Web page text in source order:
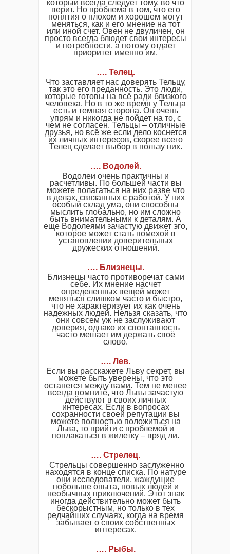
который всегда следует тому, во что
верит. Но проблема в том, что его
понятия о плохом и хорошем могут
меняться, как и его мнение на тот
или иной счет. Овен не двуличен, он
просто всегда блюдет свои интересы
и потребности, а потому отдает
приоритет именно им.
…. Телец.
Что заставляет нас доверять Тельцу,
так это его преданность. Это люди,
которые готовы на всё ради близкого
человека. Но в то же время у Тельца
есть и темная сторона. Он очень
упрям и никогда не пойдет на то, с
чем не согласен. Тельцы – отличные
друзья, но всё же если дело коснется
их личных интересов, скорее всего
Телец сделает выбор в пользу них.
…. Водолей.
Водолеи очень практичны и
расчетливы. По большей части вы
можете полагаться на них разве что
в делах, связанных с работой. У них
особый склад ума, они способны
мыслить глобально, но им сложно
быть внимательными к деталям. А
еще Водолеями зачастую движет эго,
которое может стать помехой в
установлении доверительных
дружеских отношений.
…. Близнецы.
Близнецы часто противоречат сами
себе. Их мнение насчет
определенных вещей может
меняться слишком часто и быстро,
что не характеризует их как очень
надежных людей. Нельзя сказать, что
они совсем уж не заслуживают
доверия, однако их спонтанность
часто мешает им держать своё
слово.
…. Лев.
Если вы расскажете Льву секрет, вы
можете быть уверены, что это
останется между вами. Тем не менее
всегда помните, что Львы зачастую
действуют в своих личных
интересах. Если в вопросах
сохранности своей репутации вы
можете полностью положиться на
Льва, то прийти с проблемой и
поплакаться в жилетку – вряд ли.
…. Стрелец.
Стрельцы совершенно заслуженно
находятся в конце списка. По натуре
они исследователи, жаждущие
побольше опыта, новых людей и
необычных приключений. Этот знак
иногда действительно может быть
бескорыстным, но только в тех
редчайших случаях, когда на время
забывает о своих собственных
интересах.
…. Рыбы.